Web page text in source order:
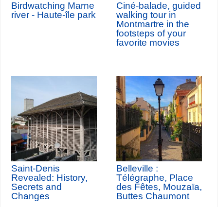
Birdwatching Marne
river - Haute-île park
Ciné-balade, guided
walking tour in
Montmartre in the
footsteps of your
favorite movies
Saint-Denis
Revealed: History,
Secrets and
Changes
Belleville :
Télégraphe, Place
des Fêtes, Mouzaïa,
Buttes Chaumont